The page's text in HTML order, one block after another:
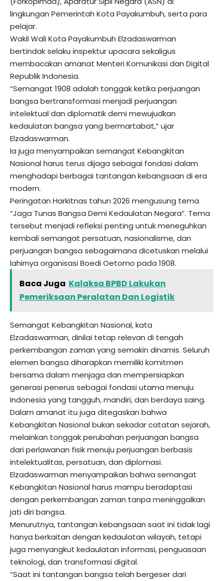
lingkungan Pemerintah Kota Payakumbuh, serta para
pelajar.
Wakil Wali Kota Payakumbuh Elzadaswarman
bertindak selaku inspektur upacara sekaligus
membacakan amanat Menteri Komunikasi dan Digital
Republik Indonesia.
“Semangat 1908 adalah tonggak ketika perjuangan
bangsa bertransformasi menjadi perjuangan
intelektual dan diplomatik demi mewujudkan
kedaulatan bangsa yang bermartabat,” ujar
Elzadaswarman.
Ia juga menyampaikan semangat Kebangkitan
Nasional harus terus dijaga sebagai fondasi dalam
menghadapi berbagai tantangan kebangsaan di era
modern.
Peringatan Harkitnas tahun 2026 mengusung tema
“Jaga Tunas Bangsa Demi Kedaulatan Negara”. Tema
tersebut menjadi refleksi penting untuk meneguhkan
kembali semangat persatuan, nasionalisme, dan
perjuangan bangsa sebagaimana dicetuskan melalui
lahirnya organisasi Boedi Oetomo pada 1908.
Baca Juga Kalaksa BPBD Lakukan
Pemeriksaan Peralatan Dan Logistik
Semangat Kebangkitan Nasional, kata
Elzadaswarman, dinilai tetap relevan di tengah
perkembangan zaman yang semakin dinamis. Seluruh
elemen bangsa diharapkan memiliki komitmen
bersama dalam menjaga dan mempersiapkan
generasi penerus sebagai fondasi utama menuju
Indonesia yang tangguh, mandiri, dan berdaya saing.
Dalam amanat itu juga ditegaskan bahwa
Kebangkitan Nasional bukan sekadar catatan sejarah,
melainkan tonggak perubahan perjuangan bangsa
dari perlawanan fisik menuju perjuangan berbasis
intelektualitas, persatuan, dan diplomasi.
Elzadaswarman menyampaikan bahwa semangat
Kebangkitan Nasional harus mampu beradaptasi
dengan perkembangan zaman tanpa meninggalkan
jati diri bangsa.
Menurutnya, tantangan kebangsaan saat ini tidak lagi
hanya berkaitan dengan kedaulatan wilayah, tetapi
juga menyangkut kedaulatan informasi, penguasaan
teknologi, dan transformasi digital.
“Saat ini tantangan bangsa telah bergeser dari